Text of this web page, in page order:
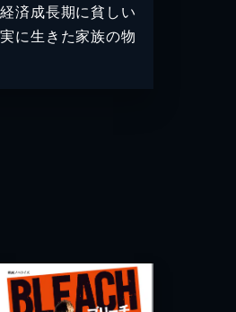
済成長期に貧しい
に生きた家族の物